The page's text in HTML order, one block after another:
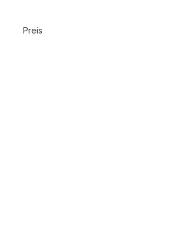
Preis